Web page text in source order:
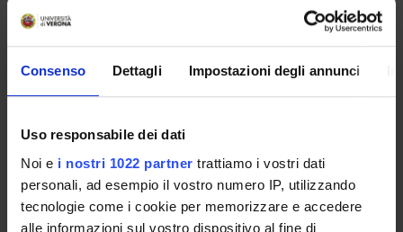
Consenso Dettagli Impostazioni degli annunci
Uso responsabile dei dati
Noi e i nostri 1022 partner trattiamo i vostri dati
personali, ad esempio il vostro numero IP, utilizzando
tecnologie come i cookie per memorizzare e accedere
alle informazioni sul vostro dispositivo al fine di
PUBLICATIONS
ORGANISATION
GOVERNANCE